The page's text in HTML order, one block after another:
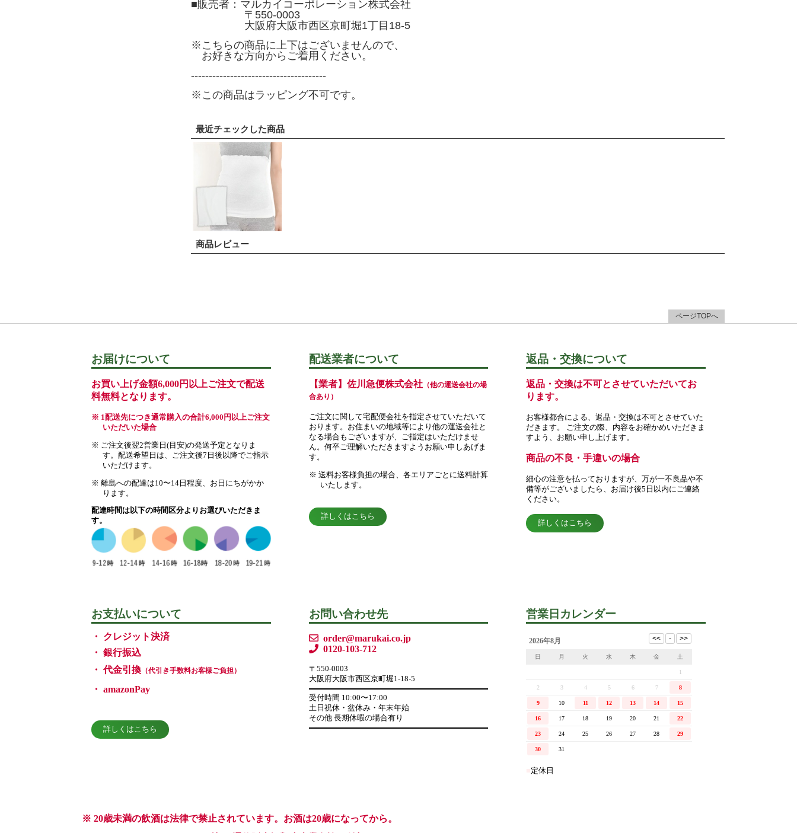
■販売者：マルカイコーポレーション株式会社
〒550-0003
大阪府大阪市西区京町堀1丁目18-5
※こちらの商品に上下はございませんので、
お好きな方向からご着用ください。
--------------------------------------
※この商品はラッピング不可です。
最近チェックした商品
商品レビュー
ページTOPへ